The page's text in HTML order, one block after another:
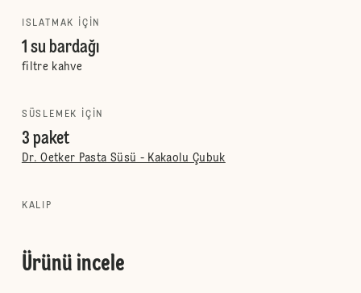
ISLATMAK IÇIN
1 su bardağı
filtre kahve
SÜSLEMEK IÇIN
3 paket
Dr. Oetker Pasta Süsü - Kakaolu Çubuk
KALIP
Ürünü incele